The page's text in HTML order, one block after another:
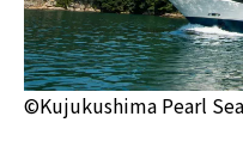
©Kujukushima Pearl